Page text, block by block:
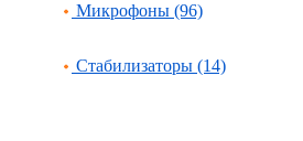
Микрофоны (96)
Стабилизаторы (14)